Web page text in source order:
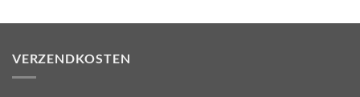
VERZENDKOSTEN